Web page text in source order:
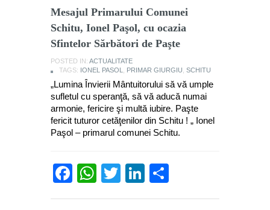
Mesajul Primarului Comunei
Schitu, Ionel Paşol, cu ocazia
Sfintelor Sărbători de Paşte
POSTED IN: ACTUALITATE
TAGS: IONEL PASOL PRIMAR GIURGIU SCHITU
„Lumina Învierii Mântuitorului să vă umple
sufletul cu speranţă, să vă aducă numai
armonie, fericire şi multă iubire. Paşte
fericit tuturor cetăţenilor din Schitu ! „ Ionel
Paşol – primarul comunei Schitu.
Facebook
WhatsApp
TwitterLinkedIn